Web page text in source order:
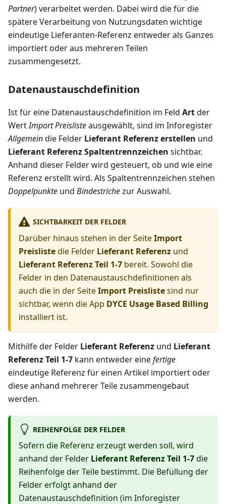
Partner) verarbeitet werden. Dabei wird die für die
spätere Verarbeitung von Nutzungsdaten wichtige
eindeutige Lieferanten-Referenz entweder als Ganzes
importiert oder aus mehreren Teilen
zusammengesetzt.
Datenaustauschdefinition
Ist für eine Datenaustauschdefinition im Feld Artder
WertImport Preislisteausgewählt, sind im Inforegister
Allgemeindie Felder Lieferant Referenz erstellen und
Lieferant Referenz Spaltentrennzeichen sichtbar.
Anhand dieser Felder wird gesteuert, ob und wie eine
Referenz erstellt wird. Als Spaltentrennzeichen stehen
Doppelpunkte und Bindestrichezur Auswahl.
SICHTBARKEIT DER FELDER
Darüber hinaus stehen in der SeiteImport
Preislistedie Felder Lieferant Referenz und
Lieferant Referenz Teil 1-7 bereit. Sowohl die
Felder in den Datenaustauschdefinitionen als
auch die in der SeiteImport Preislistesind nur
sichtbar, wenn die App DYCE Usage Based Billing
installiert ist.
Mithilfe der Felder Lieferant Referenz und Lieferant
Referenz Teil 1-7 kann entweder einefertige
eindeutige Referenz für einen Artikel importiert oder
diese anhand mehrerer Teile zusammengebaut
werden.
REIHENFOLGE DER FELDER
Sofern die Referenz erzeugt werden soll, wird
anhand der Felder Lieferant Referenz Teil 1-7die
Reihenfolge der Teile bestimmt. Die Befüllung der
Felder erfolgt anhand der
Datenaustauschdefinition (im Inforegister